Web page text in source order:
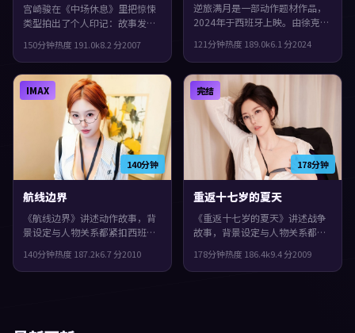
宫崎骏在《中场休息》里把惊悚
类型拍出了个人印记：故事发生
主演包括李秉宪、杨紫、木村拓
哉。一场意外把原本平行的人生
拧在一起，整体完成度较高，适
合喜欢细腻叙事与人物刻画的观
150分钟热度 191.0k8.2 分2007
逆旅满月是一部动作题材作品，
2024年于西班牙上映。由徐克执
演。群像戏份饱满，配角也有完
整弧光，片尾余味很足。
121分钟热度 189.0k6.1分2024
140分钟
IMAX
航线边界
《航线边界》讲述动作故事，背
景设定与人物关系都紧扣西班牙
冯小刚执导，役所广司、秦昊、
苍井优领衔。一场意外把原本平
140分钟热度 187.2k6.7分2010
178分钟
完结
重返十七岁的夏天
《重返十七岁的夏天》讲述战争
故事，背景设定与人物关系都紧
上映，洪常秀执导，安藤樱、长
泽雅美、文淇领衔。影片在类型
178分钟热度 186.4k9.4分2009